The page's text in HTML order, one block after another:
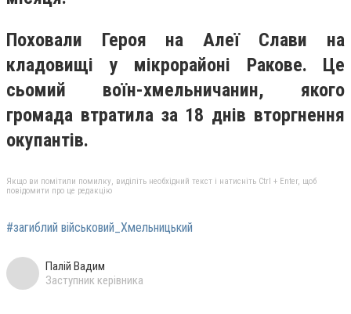
Поховали Героя на Алеї Слави на
кладовищі у мікрорайоні Ракове. Це
сьомий воїн-хмельничанин, якого
громада втратила за 18 днів вторгнення
окупантів.
Якщо ви помітили помилку, виділіть необхідний текст і натисніть Ctrl + Enter, щоб
повідомити про це редакцію
#загиблий військовий_Хмельницький
Палій Вадим
Заступник керівника